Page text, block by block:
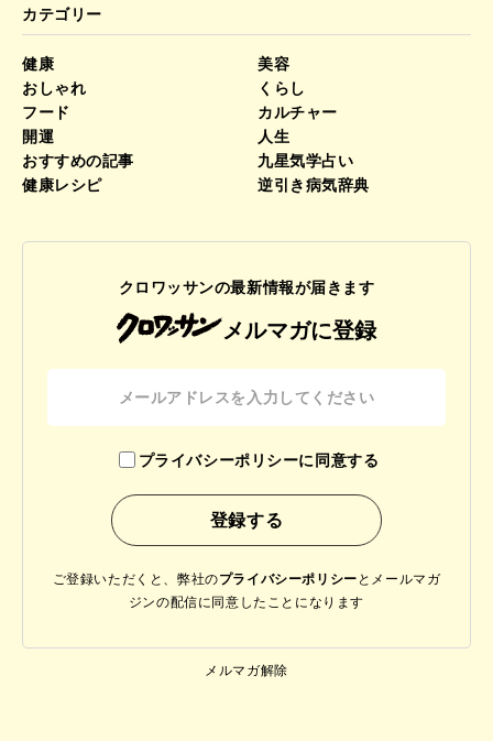
カテゴリー
健康
美容
おしゃれ
くらし
フード
カルチャー
開運
人生
おすすめの記事
九星気学占い
健康レシピ
逆引き病気辞典
クロワッサンの最新情報が届きます
メルマガに登録
プライバシーポリシーに同意する
ご登録いただくと、弊社のプライバシーポリシー と メールマガ
ジンの配信に同意したことになります
メルマガ解除